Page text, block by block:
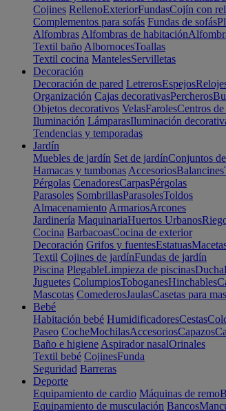
Cojines RellenoExteriorFundasCojín con
Complementos para sofás Fundas de sofás
Alfombras Alfombras de habitación
Textil baño AlbornocesToallas
Textil cocina MantelesServilletas
Decoración
Decoración de pared LetrerosEspejos
Organización Cajas decorativasPercheros
Objetos decorativos VelasFarolesCentros de
Iluminación LámparasIluminación
Tendencias y temporadas
Jardín
Muebles de jardín Set de jardínConjuntos
Hamacas y tumbonas AccesoriosBalancines
Pérgolas CenadoresCarpasPérgolas
Parasoles SombrillasParasolesToldos
Almacenamiento ArmariosArcones
Jardinería MaquinariaHuertos Urbanos
Cocina BarbacoasCocina de exterior
Decoración Grifos y fuentesEstatuas
Textil Cojines de jardínFundas de jardín
Piscina PlegableLimpieza de piscinasDucha
Juguetes ColumpiosToboganesHinchables
Mascotas ComederosJaulasCasetas para
Bebé
Habitación bebé HumidificadoresCestas
Paseo CocheMochilasAccesoriosCapazos
Baño e higiene Aspirador nasalOrinales
Textil bebé CojinesFunda
Seguridad Barreras
Deporte
Equipamiento de cardio Máquinas de remo
Equipamiento de musculación Bancos